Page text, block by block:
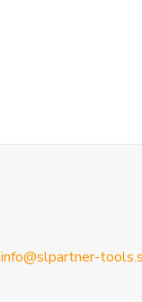
info@slpartner-